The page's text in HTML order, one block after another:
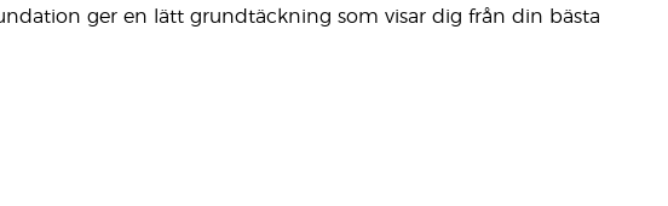
ger en lätt grundtäckning som visar dig från din bästa